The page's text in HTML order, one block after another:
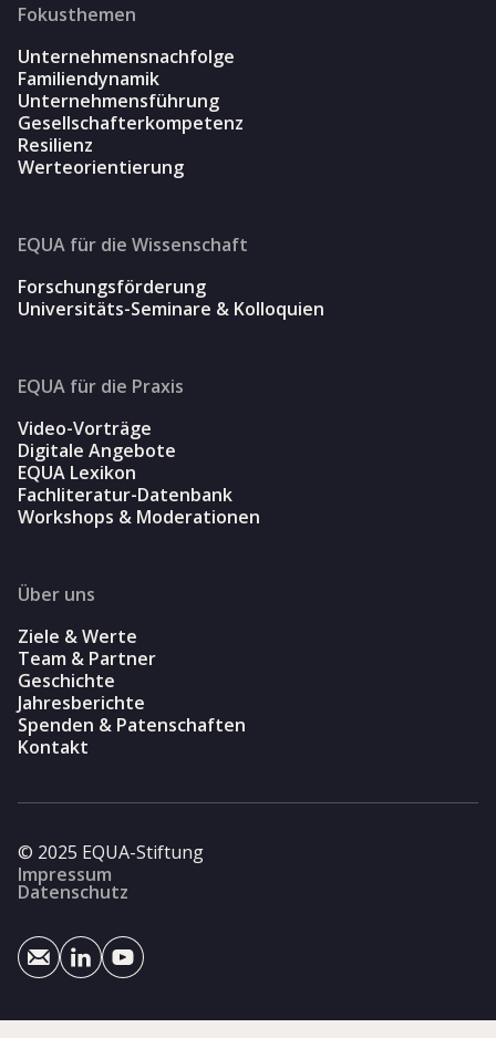
Fokusthemen
Unternehmensnachfolge
Familiendynamik
Unternehmensführung
Gesellschafterkompetenz
Resilienz
Werteorientierung
EQUA für die Wissenschaft
Forschungsförderung
Universitäts-Seminare & Kolloquien
EQUA für die Praxis
Video-Vorträge
Digitale Angebote
EQUA Lexikon
Fachliteratur-Datenbank
Workshops & Moderationen
Über uns
Ziele & Werte
Team & Partner
Geschichte
Jahresberichte
Spenden & Patenschaften
Kontakt
© 2025 EQUA-Stiftung
Impressum
Datenschutz